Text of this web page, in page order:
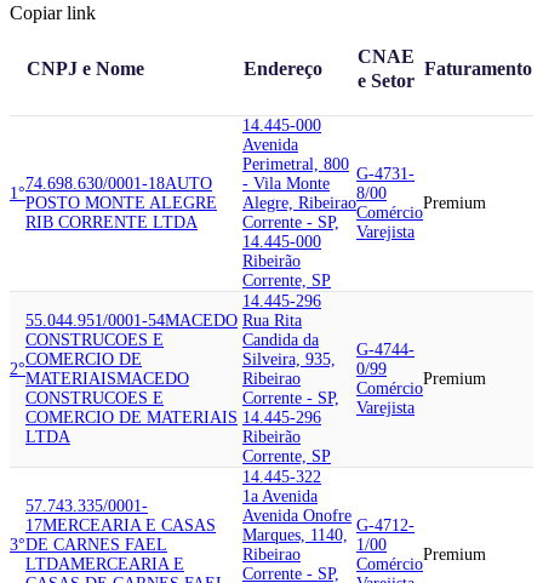
Copiar link
CNPJ e Nome Endereço
CNAE
e Setor
Faturamento
1°
74.698.630/0001-18AUTO
POSTO MONTE ALEGRE
RIB CORRENTE LTDA
14.445-000
Avenida
Perimetral, 800
- Vila Monte
Alegre, Ribeirao
Corrente - SP,
14.445-000
Ribeirão
Corrente, SP
G-4731-
8/00
Comércio
Varejista
Premium
2°
55.044.951/0001-54MACEDO
CONSTRUCOES E
COMERCIO DE
MATERIAISMACEDO
CONSTRUCOES E
COMERCIO DE MATERIAIS
LTDA
14.445-296
Rua Rita
Candida da
Silveira, 935,
Ribeirao
Corrente - SP,
14.445-296
Ribeirão
Corrente, SP
G-4744-
0/99
Comércio
Varejista
Premium
3°
57.743.335/0001-
17MERCEARIA E CASAS
DE CARNES FAEL
LTDAMERCEARIA E
14.445-322
1a Avenida
Avenida Onofre
Marques, 1140,
Ribeirao
Corrente - SP,
G-4712-
1/00
Comércio
Premium